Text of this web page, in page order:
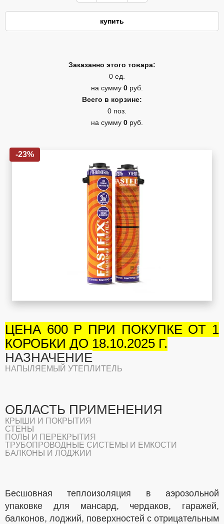
Заказанно этого товара:
0 ед.
на сумму 0 руб.
Всего в корзине:
0 поз.
на сумму 0 руб.
-23%
ЦЕНА 600 Р ПРИ ПОКУПКЕ ОТ 1
КОРОБКИ ДО 18.10.2025 Г.
НАЗНАЧЕНИЕ
НАПЫЛЯЕМЫЙ УТЕПЛИТЕЛЬ
ОБЛАСТЬ ПРИМЕНЕНИЯ
КРЫШИ И ПОКРЫТИЯ
СТЕНЫ
ПОЛЫ И ПЕРЕКРЫТИЯ
ТРУБОПРОВОДНЫЕ СИСТЕМЫ И ЕМКОСТИ
БАЛКОНЫ И ЛОДЖИИ
Бесшовная теплоизоляция в аэрозольной
упаковке для мансард, чердаков, гаражей,
балконов, лоджий, поверхностей с отрицательным